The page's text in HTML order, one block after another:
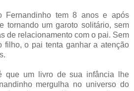
Fernandinho tem 8 anos e após
tornando um garoto solitário, sem
de relacionamento com o pai. Sem
filho, o pai tenta ganhar a atenção
que um livro de sua infância lhe
mergulha no universo do